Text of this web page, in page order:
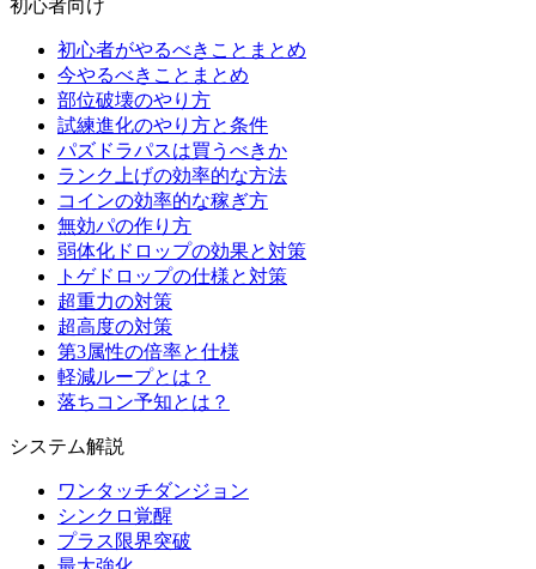
初心者向け
初心者がやるべきことまとめ
今やるべきことまとめ
部位破壊のやり方
試練進化のやり方と条件
パズドラパスは買うべきか
ランク上げの効率的な方法
コインの効率的な稼ぎ方
無効パの作り方
弱体化ドロップの効果と対策
トゲドロップの仕様と対策
超重力の対策
超高度の対策
第3属性の倍率と仕様
軽減ループとは？
落ちコン予知とは？
システム解説
ワンタッチダンジョン
シンクロ覚醒
プラス限界突破